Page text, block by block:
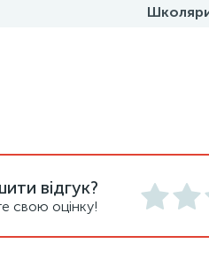
відгук?
свою оцінку!